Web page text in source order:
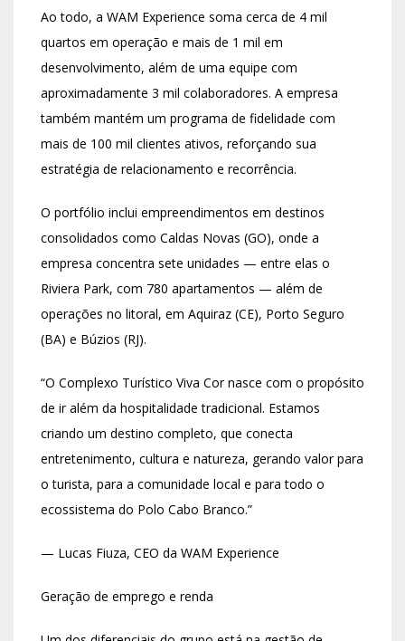
Ao todo, a WAM Experience soma cerca de 4 mil
quartos em operação e mais de 1 mil em
desenvolvimento, além de uma equipe com
aproximadamente 3 mil colaboradores. A empresa
também mantém um programa de fidelidade com
mais de 100 mil clientes ativos, reforçando sua
estratégia de relacionamento e recorrência.
O portfólio inclui empreendimentos em destinos
consolidados como Caldas Novas (GO), onde a
empresa concentra sete unidades — entre elas o
Riviera Park, com 780 apartamentos — além de
operações no litoral, em Aquiraz (CE), Porto Seguro
(BA) e Búzios (RJ).
“O Complexo Turístico Viva Cor nasce com o propósito
de ir além da hospitalidade tradicional. Estamos
criando um destino completo, que conecta
entretenimento, cultura e natureza, gerando valor para
o turista, para a comunidade local e para todo o
ecossistema do Polo Cabo Branco.”
— Lucas Fiuza, CEO da WAM Experience
Geração de emprego e renda